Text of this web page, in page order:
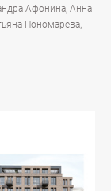
Афонина, Анна
Пономарева,